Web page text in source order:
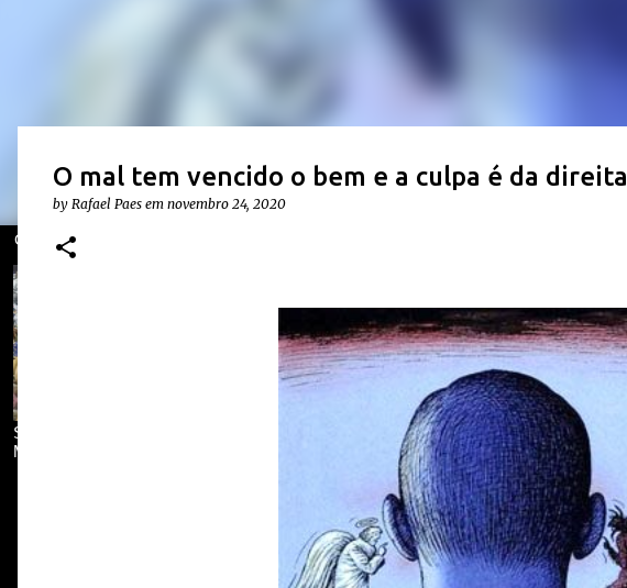
O mal tem vencido o bem e a culpa é da direita
by Rafael Paes em novembro 24, 2020